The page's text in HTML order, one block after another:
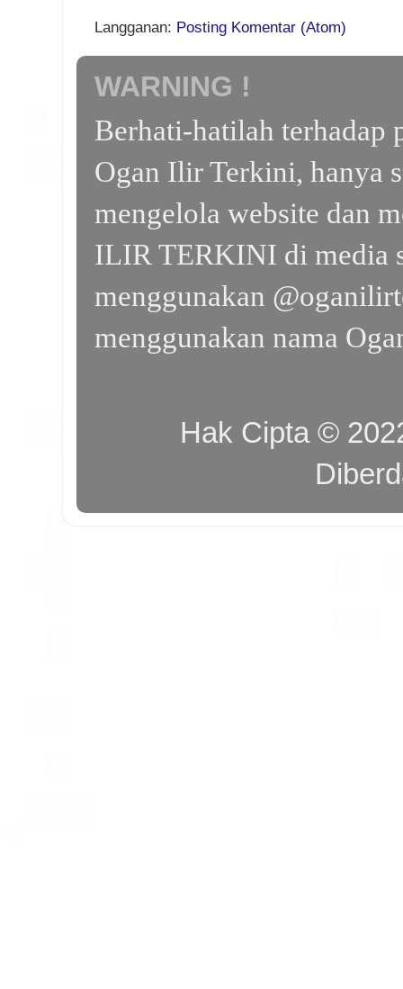
Langganan: Posting Komentar (Atom)
WARNING !
Berhati-hatilah terhadap
Ogan Ilir Terkini, hanya
mengelola website dan
ILIR TERKINI di media
menggunakan
menggunakan nama
Hak Cipta ©